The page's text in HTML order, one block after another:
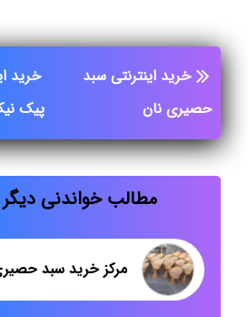
خرید اینترنتی سبد
حصیری نان
خرید
پیک
مطالب خواندنی
مرکز خرید سبد